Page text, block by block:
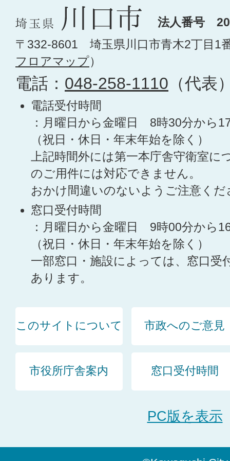
法人番号
〒332-8601 埼玉県川口市青木2丁目1
フロアマップ）
電話： 048-258-1110 （代表
電話受付時間
：月曜日から金曜日 8時30分から
（祝日・休日・年末年始を除く）
上記時間外には第一本庁舎守衛室に
のご用件には対応できません。
おかけ間違いのないようご注意くだ
窓口受付時間
：月曜日から金曜日 9時00分から
（祝日・休日・年末年始を除く）
一部窓口・施設によっては、窓口受
あります。
このサイトについて 市政へのご意見
市役所庁舎案内 窓口受付時間
PC版を表示